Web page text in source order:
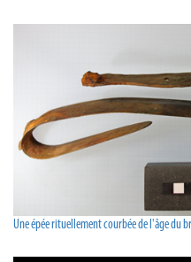
Une épée rituellement courbée de l'âge du